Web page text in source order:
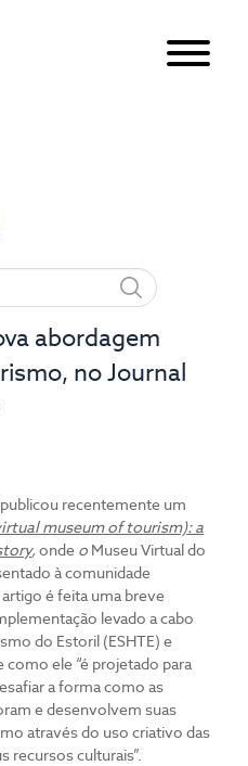
in
abordagem
no Journal
recentemente um
museum of tourism): a
, onde o Museu Virtual do
à comunidade
é feita uma breve
levado a cabo
do Estoril (ESHTE) e
como ele “é projetado para
a forma como as
e desenvolvem suas
através do uso criativo das
recursos culturais”.